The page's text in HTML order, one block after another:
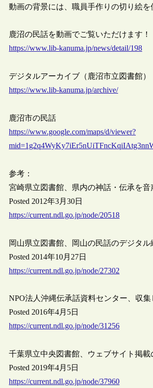
動画の背景には、職員手作りの切り絵
鹿沼の民話を動画でご覧いただけます！
https://www.lib-kanuma.jp/news/detail/198
デジタルアーカイブ（鹿沼市立図書館）
https://www.lib-kanuma.jp/archive/
鹿沼市の民話
https://www.google.com/maps/d/viewer?
参考：
宮崎県立図書館、県内の神話・伝承を
Posted 2012年3月30日
https://current.ndl.go.jp/node/20518
岡山県立図書館、岡山の民話のデジタ
Posted 2014年10月27日
https://current.ndl.go.jp/node/27302
NPO法人沖縄伝承話資料センター、収
Posted 2016年4月5日
https://current.ndl.go.jp/node/31256
千葉県立中央図書館、ウェブサイト掲
Posted 2019年4月5日
https://current.ndl.go.jp/node/37960